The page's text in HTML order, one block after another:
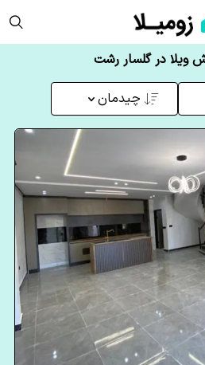
ویلا در گلسار رشت
چیدمان